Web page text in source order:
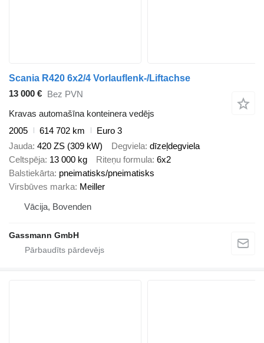
Scania R420 6x2/4 Vorlauflenk-/Liftachse
13 000 € Bez PVN
Kravas automašīna konteinera vedējs
2005
614 702 km
Euro 3
Jauda 420 ZS (309 kW) Degviela dīzeļdegviela
Celtspēja 13 000 kg Riteņu formula 6x2
Balstiekārta pneimatisks/pneimatisks
Virsbūves marka Meiller
Vācija, Bovenden
Gassmann GmbH